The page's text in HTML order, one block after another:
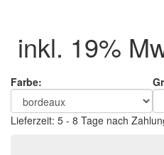
inkl. 19%
Farbe:
Lieferzeit: 5 - 8 Tage nach